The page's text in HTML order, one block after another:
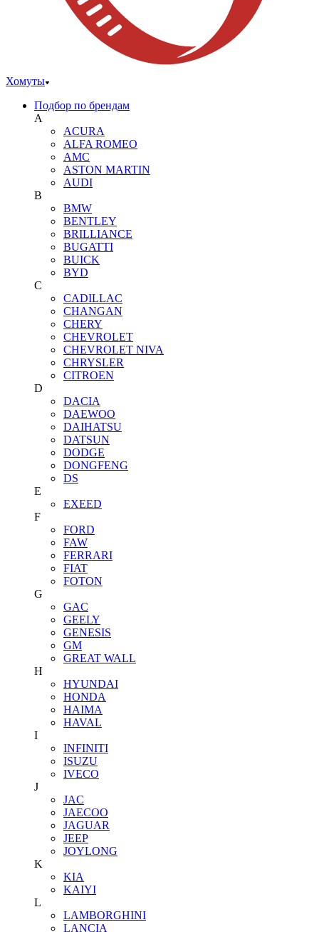
Хомуты
Подбор по брендам
A
ACURA
ALFA ROMEO
AMC
ASTON MARTIN
AUDI
B
BMW
BENTLEY
BRILLIANCE
BUGATTI
BUICK
BYD
C
CADILLAC
CHANGAN
CHERY
CHEVROLET
CHEVROLET NIVA
CHRYSLER
CITROEN
D
DACIA
DAEWOO
DAIHATSU
DATSUN
DODGE
DONGFENG
DS
E
EXEED
F
FORD
FAW
FERRARI
FIAT
FOTON
G
GAC
GEELY
GENESIS
GM
GREAT WALL
H
HYUNDAI
HONDA
HAIMA
HAVAL
I
INFINITI
ISUZU
IVECO
J
JAC
JAECOO
JAGUAR
JEEP
JOYLONG
K
KIA
KAIYI
L
LAMBORGHINI
LANCIA